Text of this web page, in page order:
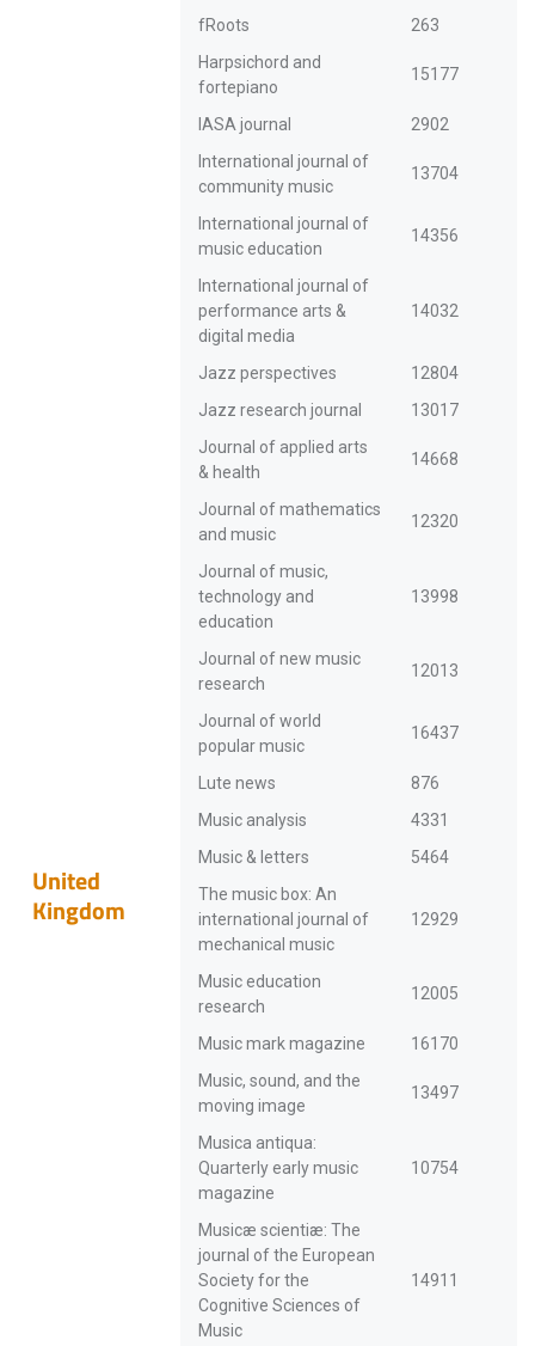
United
Kingdom
fRoots
263
Harpsichord and
fortepiano
15177
IASA journal
2902
International journal of
community music
13704
International journal of
music education
14356
International journal of
performance arts &
digital media
14032
Jazz perspectives
12804
Jazz research journal
13017
Journal of applied arts
& health
14668
Journal of mathematics
and music
12320
Journal of music,
technology and
education
13998
Journal of new music
research
12013
Journal of world
popular music
16437
Lute news
876
Music analysis
4331
Music & letters
5464
The music box: An
international journal of
mechanical music
12929
Music education
research
12005
Music mark magazine
16170
Music, sound, and the
moving image
13497
Musica antiqua:
Quarterly early music
magazine
10754
Musicæ scientiæ: The
journal of the European
Society for the
Cognitive Sciences of
Music
14911